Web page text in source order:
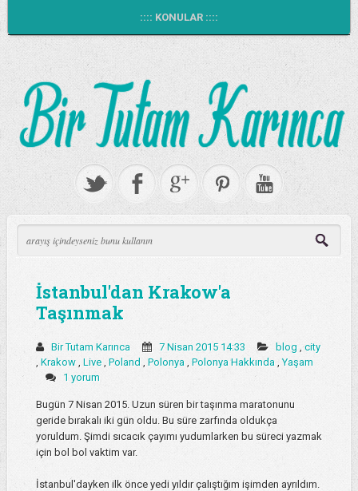
:::: KONULAR ::::
İstanbul'dan Krakow'a
Taşınmak
Bir Tutam Karınca 7 Nisan 2015 14:33 blog ,city
Krakow Live Poland Polonya Polonya Hakkında ,Yaşam
1 yorum
Bugün 7 Nisan 2015. Uzun süren bir taşınma maratonunu
geride bırakalı iki gün oldu. Bu süre zarfında oldukça
yoruldum. Şimdi sıcacık çayımı yudumlarken bu süreci yazmak
için bol bol vaktim var.
İstanbul'dayken ilk önce yedi yıldır çalıştığım işimden ayrıldım.